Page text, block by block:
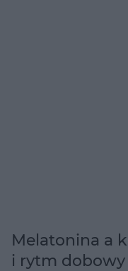
Melatonina a
i rytm dobowy